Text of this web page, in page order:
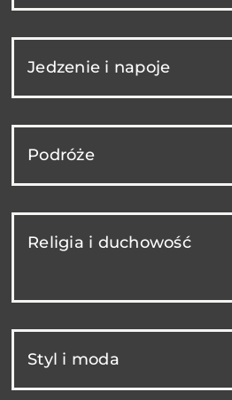
Jedzenie i napoje
Podróże
Religia i duchowość
Styl i moda